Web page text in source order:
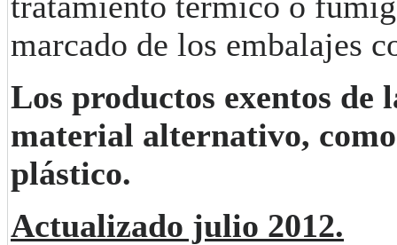
marcado de los embalajes
Los productos exentos de
material alternativo,
plástico.
Actualizado julio 2012.